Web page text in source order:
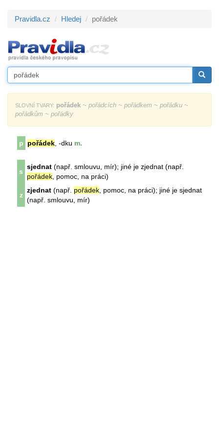
Pravidla.cz Hledej pořádek
SLOVNÍ TVARY: pořádek ~ pořádcích ~ pořádkem ~ pořádku ~
pořádkům ~ pořádky
p pořádek , -dku m.
s
sjednat (např. smlouvu, mír); jiné je zjednat (např.
pořádek , pomoc, na práci)
z
zjednat (např. pořádek , pomoc, na práci); jiné je sjednat
(např. smlouvu, mír)